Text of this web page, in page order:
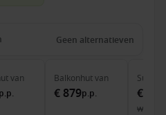
Geen alternatieven
van
p.p.
Balkonhutvan
€ 879p.p.
Suite
€
was